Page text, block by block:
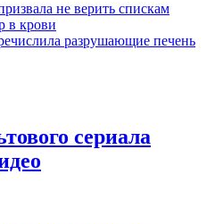
не верить спискам
в крови
разрушающие печень
сериала